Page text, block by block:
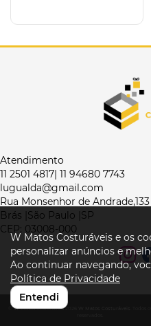
Atendimento
11 2501 4817| 11 94680 7743
lugualda@gmail.com
Rua Monsenhor de Andrade,133
Brás |São Paulo |SP
CEP: 03008-000
© W Matos Costuráveis 2026
W Matos Costuráveis e os
personalizar anúncios e
Ao continuar navegando,
Política de Privacidade
Entendi